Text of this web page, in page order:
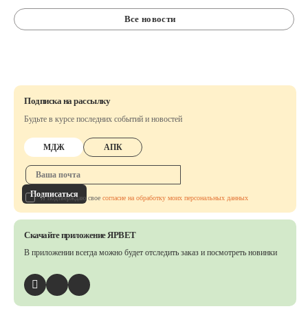
Все новости
Подписка на рассылку
Будьте в курсе последних событий и новостей
МДЖ АПК
Подписаться
Я подтверждаю свое согласие на обработку моих персональных данных
Скачайте приложение ЯРВЕТ
В приложении всегда можно будет отследить заказ и посмотреть новинки